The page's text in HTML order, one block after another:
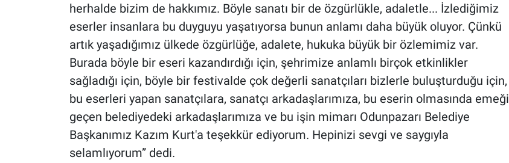
herhalde bizim de hakkımız. Böyle sanatı bir de özgürlükle, adaletle... İzlediğimiz
eserler insanlara bu duyguyu yaşatıyorsa bunun anlamı daha büyük oluyor. Çünkü
artık yaşadığımız ülkede özgürlüğe, adalete, hukuka büyük bir özlemimiz var.
Burada böyle bir eseri kazandırdığı için, şehrimize anlamlı birçok etkinlikler
sağladığı için, böyle bir festivalde çok değerli sanatçıları bizlerle buluşturduğu için,
bu eserleri yapan sanatçılara, sanatçı arkadaşlarımıza, bu eserin olmasında emeği
geçen belediyedeki arkadaşlarımıza ve bu işin mimarı Odunpazarı Belediye
Başkanımız Kazım Kurt'a teşekkür ediyorum. Hepinizi sevgi ve saygıyla
selamlıyorum” dedi.